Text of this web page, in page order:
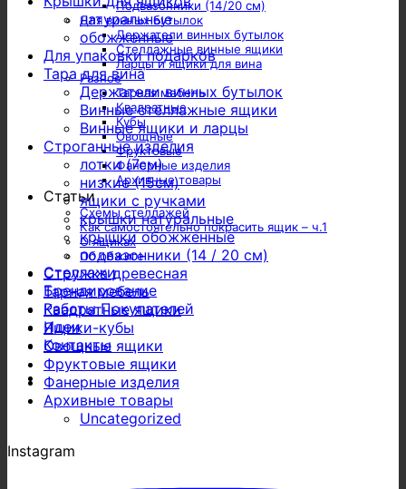
Подвазонники (14/20 см)
Для винных бутылок
Держатели винных бутылок
Стеллажные винные ящики
Ларцы и ящики для вина
Разное
Тарная мебель
Квадратные
Кубы
Овощные
Фруктовые
Фанерные изделия
Архивные товары
Статьи
Схемы стеллажей
Как самостоятельно покрасить ящик – ч.1
О ящиках
Об обжиге
Стеллажи
Брендирование
Работы Покупателей
Идеи
Контакты
натуральные
обожженные
Для упаковки подарков
Тара для вина
Держатели винных бутылок
Винные стеллажные ящики
Винные ящики и ларцы
Строганные изделия
лотки (7см)
низкие (15см)
ящики с ручками
крышки натуральные
крышки обожженные
подвазонники (14 / 20 см)
Стружка древесная
Тарная мебель
Квадратные ящики
Ящики-кубы
Овощные ящики
Фруктовые ящики
Фанерные изделия
Архивные товары
Uncategorized
Instagram